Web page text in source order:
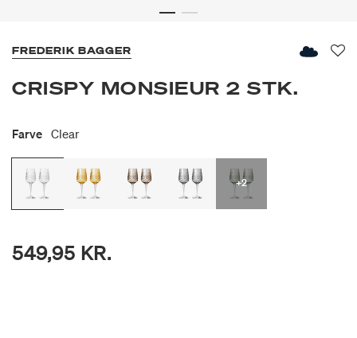
FREDERIK BAGGER
CRISPY MONSIEUR 2 STK.
Farve Clear
+2
549,95 KR.